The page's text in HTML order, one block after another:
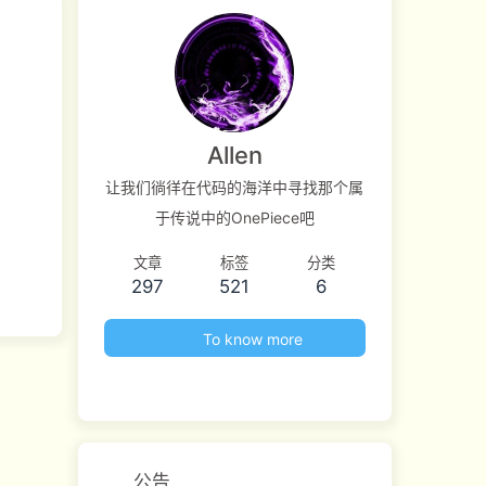
Allen
让我们徜徉在代码的海洋中寻找那个属
于传说中的OnePiece吧
文章
297
标签
521
分类
6
To know more
公告